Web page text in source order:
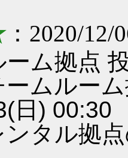
：2020/12/
ーム拠点
ムルー
日) 00:30
タル拠